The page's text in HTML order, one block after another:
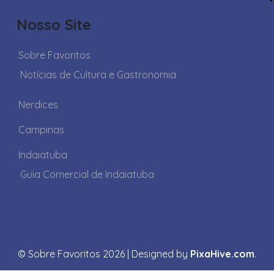
Nosso Site
Sobre Favoritos
Notícias de Cultura e Gastronomia
Nerdices
Campinas
Indaiatuba
Guia Comercial de Indaiatuba
© Sobre Favoritos 2026 Designed by PixaHive.com.